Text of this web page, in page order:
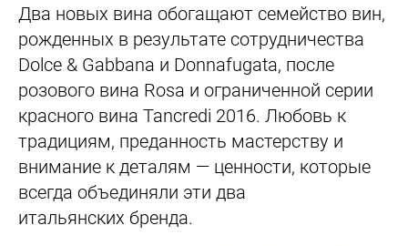
Два новых вина обогащают семейство вин,
рожденных в результате сотрудничества
Dolce & Gabbana и Donnafugata, после
розового вина Rosa и ограниченной серии
красного вина Tancredi 2016. Любовь к
традициям, преданность мастерству и
внимание к деталям — ценности, которые
всегда объединяли эти два
итальянских бренда.